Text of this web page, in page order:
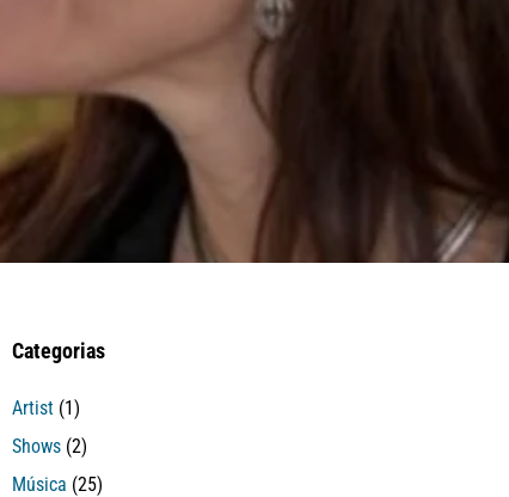
Categorias
Artist (1)
Shows (2)
Música (25)